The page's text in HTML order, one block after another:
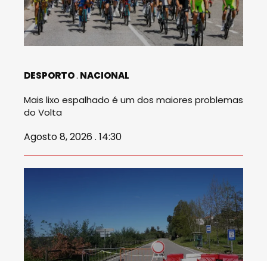
DESPORTO NACIONAL
Mais lixo espalhado é um dos maiores problemas
do Volta
Agosto 8, 2026 . 14:30